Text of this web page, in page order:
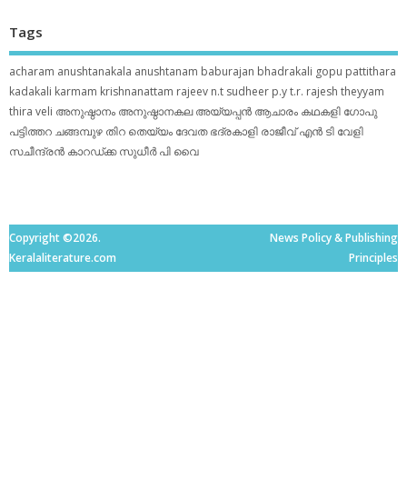
Tags
acharam anushtanakala anushtanam baburajan bhadrakali gopu pattithara
kadakali karmam krishnanattam rajeev n.t sudheer p.yt.r. rajesh theyyam
thira veli അനുഷ്ഠാനം അനുഷ്ഠാനകല അയ്യപ്പന്‍ ആചാരം കഥകളി ഗോപു
പട്ടിത്തറ ചങ്ങമ്പുഴ തിറ തെയ്യം ദേവത ഭദ്രകാളി രാജീവ് എൻ ടി വേളി
സചീന്ദ്രന്‍ കാറഡ്ക്ക സുധീര്‍ പി വൈ
Copyright ©2026.
Keralaliterature.com
News Policy & Publishing
Principles